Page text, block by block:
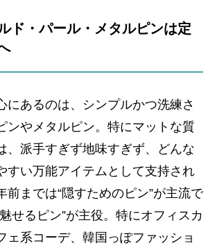
ド・パール・メタルピンは定
にあるのは、シンプルかつ洗練さ
ンやメタルピン。特にマットな質
、派手すぎず地味すぎず、どんな
すい万能アイテムとして支持され
前までは“隠すためのピン”が主流で
せるピン”が主役。特にオフィスカ
ェ系コーデ、韓国っぽファッショ